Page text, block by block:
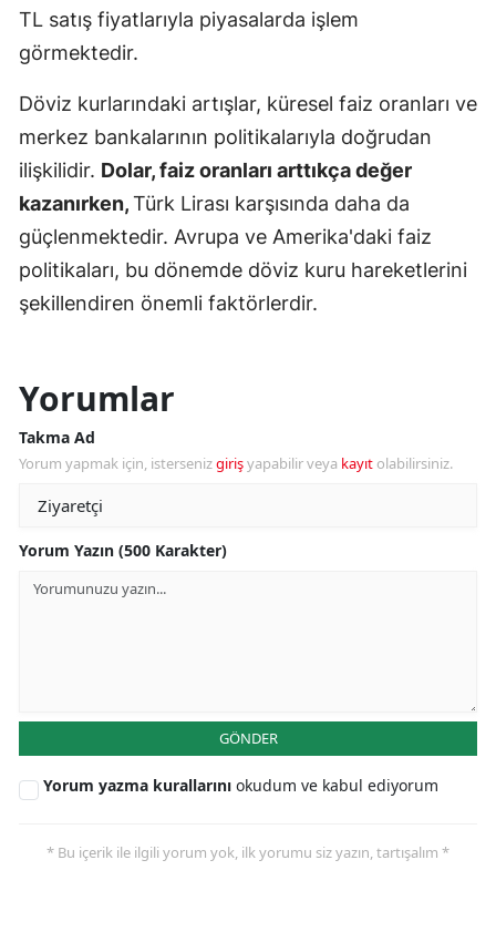
TL satış fiyatlarıyla piyasalarda işlem
görmektedir.
Döviz kurlarındaki artışlar, küresel faiz oranları ve
merkez bankalarının politikalarıyla doğrudan
ilişkilidir. Dolar, faiz oranları arttıkça değer
kazanırken,Türk Lirası karşısında daha da
güçlenmektedir. Avrupa ve Amerika'daki faiz
politikaları, bu dönemde döviz kuru hareketlerini
şekillendiren önemli faktörlerdir.
Yorumlar
Takma Ad
Yorum yapmak için, istersenizgirişyapabilir veya kayıt olabilirsiniz.
Yorum Yazın (500 Karakter)
GÖNDER
Yorum yazma kurallarını okudum ve kabul ediyorum
* Bu içerik ile ilgili yorum yok, ilk yorumu siz yazın, tartışalım *